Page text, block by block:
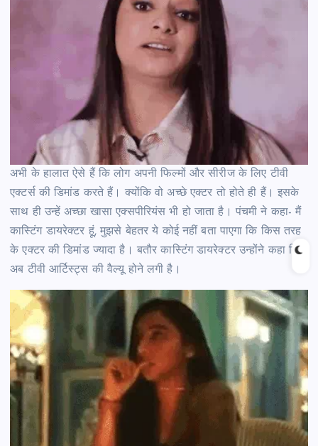
अभी के हालात ऐसे हैं कि लोग अपनी फिल्मों और सीरीज के लिए टीवी
एक्टर्स की डिमांड करते हैं। क्योंकि वो अच्छे एक्टर तो होते ही हैं। इसके
साथ ही उन्हें अच्छा खासा एक्सपीरियंस भी हो जाता है। पंचमी ने कहा- मैं
कास्टिंग डायरेक्टर हूं, मुझसे बेहतर ये कोई नहीं बता पाएगा कि किस तरह
के एक्टर की डिमांड ज्यादा है। बतौर कास्टिंग डायरेक्टर उन्होंने कहा कि
अब टीवी आर्टिस्ट्स की वैल्यू होने लगी है।